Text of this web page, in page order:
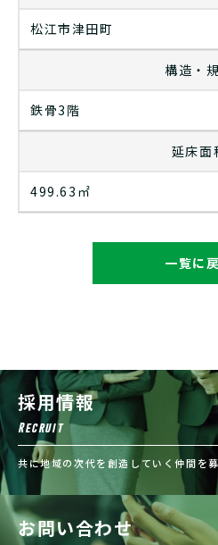
松江市津田町
構造・
鉄骨3階
延床面
499.63㎡
一覧に
採用情報
Recruit
共に地域の次代を創造していく仲間を募
お問い合わせ